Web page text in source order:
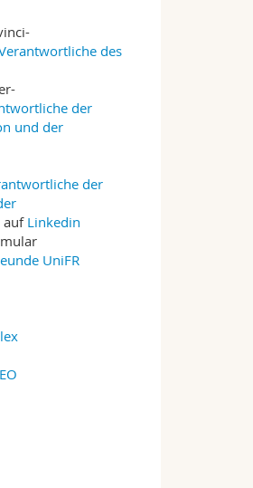
des
der
und der
der
auf Linkedin
UniFR